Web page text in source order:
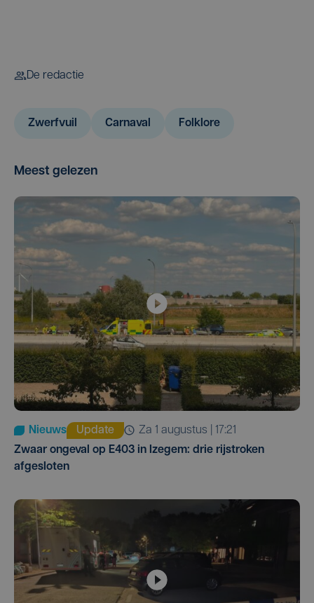
De redactie
Zwerfvuil Carnaval Folklore
Meest gelezen
Nieuws Update
za 1 augustus | 17:21
Zwaar ongeval op E403 in Izegem: drie rijstroken
afgesloten